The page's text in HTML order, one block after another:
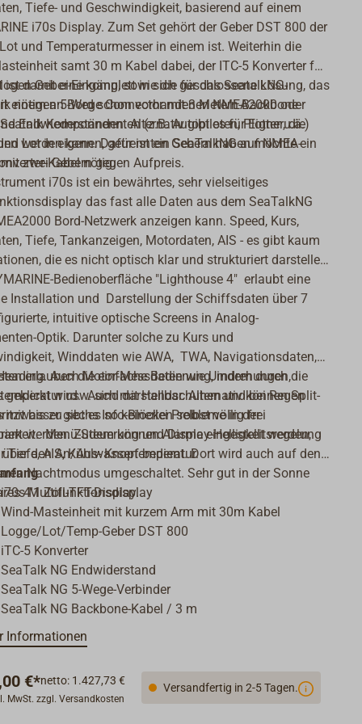
Tiefe- und Geschwindigkeit, basierend auf einem
i70s Display. Zum Set gehört der Geber DST 800 der
und Temperaturmesser in einem ist. Weiterhin die
samt 30 m Kabel dabei, der ITC-5 Konverter für
Geber-Eingäng, sowie die für das SeatalkNG-
nötigen 5-Wege Connector mit 3 Metern-Backbone-
Endwiederständen. Alternativ gibt es für Eigner, die
Lot in eigenen, getrennten Gebern haben möchte ein
zwei Gebern gegen Aufpreis.
ist damit eine komplett in sich geschlossene Lösung, das
einem an Bord schon vorhandenen NMEA2000 oder
Komponnennten (z.B. Autopiloten, Plotter u.ä.)
werden kann. Dafür ist ein SeaTalkNG auf NMEA-
Kabel nötig.
i70s ist ein bewährtes, sehr vielseitiges
das fast alle Daten aus dem SeaTalkNG
Bord-Netzwerk anzeigen kann. Speed, Kurs,
Tiefe, Tankanzeigen, Motordaten, AIS - es gibt kaum
die es nicht optisch klar und strukturiert darstellen
Bedienoberfläche "Lighthouse 4" erlaubt eine
Installation und Darstellung der Schiffsdaten über 7
intuitive optische Screens in Analog-
Optik. Darunter solche zu Kurs und
Winddaten wie AWA, TWA, Navigationsdaten,
Auch Motor-Messdaten wie Umdrehungen,
usw. sind darstellbar. Alternativ können Split-
mit bis zu sechs Info-Blöcken selbst völlig frei
werden. Zudem können Alarme eingestellt werden,
Tiefe, AIS, Kühlwassertemperatur.
erlauben die einfache Bedienung, indem durch die
geklickt wird. Auch mit Handschuhen und bei Regen
gibt es so keinerlei Probleme in der
Menü-Steuerung und Display-Helligkeitsregelung
den An/Aus- Knopf bedient. Dort wird auch auf den
Nachtmodus umgeschaltet. Sehr gut in der Sonne
4'1 Zoll-TFT-Display.
Multifunktionsdisplay
Masteinheit mit kurzem Arm mit 30m Kabel
Lot/Temp-Geber DST 800
5 Konverter
NG Endwiderstand
NG 5-Wege-Verbinder
NG Backbone-Kabel / 3 m
SeaTalk NG Stromkabel / 2 m
NG Spur-Blindstecker
Informationen
€*netto: 1.427,73 €
MwSt. zzgl. Versandkosten
Versandfertig in 2-5 Tagen.